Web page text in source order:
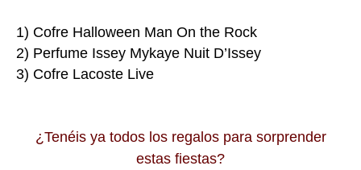
1) Cofre Halloween Man On the Rock
2) Perfume Issey Mykaye Nuit D’Issey
3) Cofre Lacoste Live
¿Tenéis ya todos los regalos para sorprender
estas fiestas?